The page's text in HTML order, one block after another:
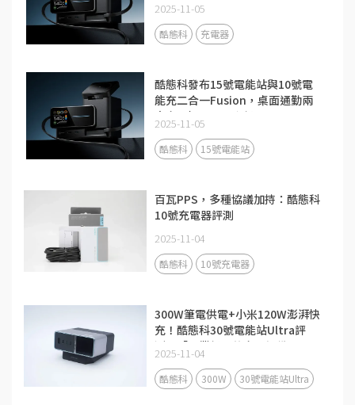
2025-11-05
酷態科 充電器
酷態科發布15號電能站與10號電
能充二合一Fusion，桌面通勤兩
大充電場景全面升級
2025-11-05
酷態科 15號電能站
百瓦PPS，多種協議加持：酷態科
10號充電器評測
2025-11-04
酷態科 10號充電器
300W筆電供電+小米120W澎湃快
充！酷態科30號電能站Ultra評
測：「畢業級」的充電設備
2025-11-04
酷態科 300W 30號電能站Ultra